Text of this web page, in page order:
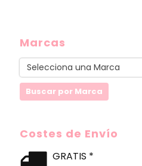
Marcas
Costes de Envío
GRATIS *